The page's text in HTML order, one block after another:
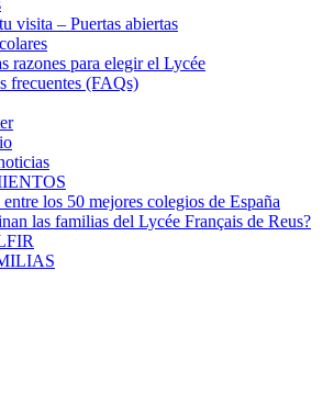
visita – Puertas abiertas
razones para elegir el Lycée
frecuentes (FAQs)
los 50 mejores colegios de España
las familias del Lycée Français de Reus?